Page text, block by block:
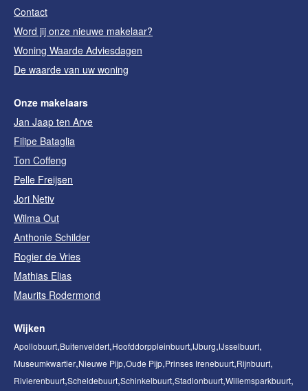
Contact
Word jij onze nieuwe makelaar?
Woning Waarde Adviesdagen
De waarde van uw woning
Onze makelaars
Jan Jaap ten Arve
Filipe Bataglia
Ton Coffeng
Pelle Freijsen
Jori Netiv
Wilma Out
Anthonie Schilder
Rogier de Vries
Mathias Elias
Maurits Rodermond
Wijken
Apollobuurt Buitenveldert Hoofddorppleinbuurt IJburg IJsselbuurt
Museumkwartier Nieuwe Pijp Oude Pijp Prinses Irenebuurt Rijnbuurt
Rivierenbuurt Scheldebuurt Schinkelbuurt Stadionbuurt Willemsparkbuurt